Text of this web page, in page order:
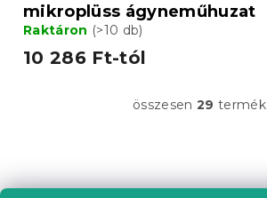
mikroplüss ágyneműhuzat
Raktáron (>10 db)
10 286 Ft-tól
L
a
összesen 29 termék